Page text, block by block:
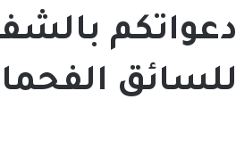
دعواتكم
للسائق